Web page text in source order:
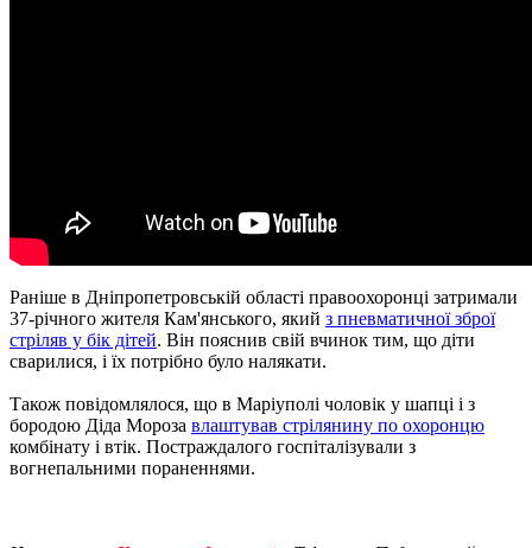
Раніше в Дніпропетровській області правоохоронці затримали
37-річного жителя Кам'янського, який з пневматичної зброї
стріляв у бік дітей. Він пояснив свій вчинок тим, що діти
сварилися, і їх потрібно було налякати.
Також повідомлялося, що в Маріуполі чоловік у шапці і з
бородою Діда Мороза влаштував стрілянину по охоронцю
комбінату і втік. Постраждалого госпіталізували з
вогнепальними пораненнями.